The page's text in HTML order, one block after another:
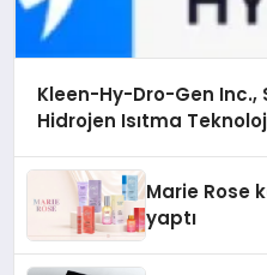
Kleen-Hy-Dro-Gen Inc.,
Hidrojen Isıtma
Marie Rose
yaptı